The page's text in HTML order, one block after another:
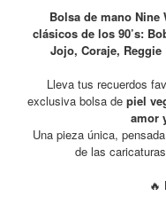
Bolsa de mano
clásicos de los 90’s:
Jojo, Coraje,
Lleva tus recuerdos
exclusiva bolsa de piel
amor
Una pieza única,
de las
🔥